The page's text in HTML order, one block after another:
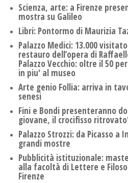
Scienza, arte: a Firenze
mostra su Galileo
Libri: Pontormo di Maurizia
Palazzo Medici: 13.000
restauro dell’opera di
Palazzo Vecchio: oltre il 50
in piu' al museo
Arte genio Follia: arriva in
senesi
Fini e Bondi presenteranno
giovane, il crocifisso
Palazzo Strozzi: da Picasso a
grandi mostre
Pubblicità istituzionale:
alla facoltà di Lettere e
Firenze